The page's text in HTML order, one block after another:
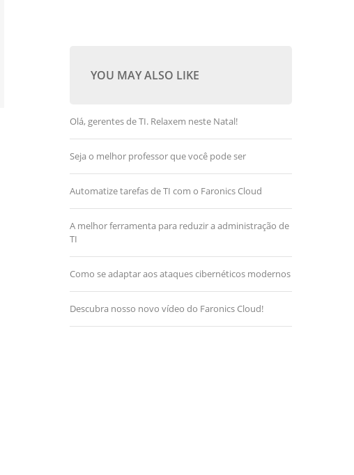
YOU MAY ALSO LIKE
Olá, gerentes de TI. Relaxem neste Natal!
Seja o melhor professor que você pode ser
Automatize tarefas de TI com o Faronics Cloud
A melhor ferramenta para reduzir a administração de
TI
Como se adaptar aos ataques cibernéticos modernos
Descubra nosso novo vídeo do Faronics Cloud!